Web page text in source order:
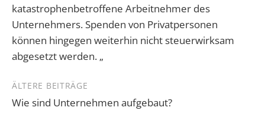
katastrophenbetroffene Arbeitnehmer des
Unternehmers. Spenden von Privatpersonen
können hingegen weiterhin nicht steuerwirksam
abgesetzt werden. „
Beitragsnavigation
ÄLTERE BEITRÄGE
Wie sind Unternehmen aufgebaut?